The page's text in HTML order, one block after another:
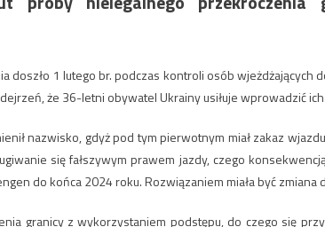
doszło 1 lutego br. podczas kontroli osób wjeżdżających
że 36-letni obywatel Ukrainy usiłuje wprowadzić ich
nazwisko, gdyż pod tym pierwotnym miał zakaz
się fałszywym prawem jazdy, czego
do końca 2024 roku. Rozwiązaniem miała być zmiana
granicy z wykorzystaniem podstępu, do czego się